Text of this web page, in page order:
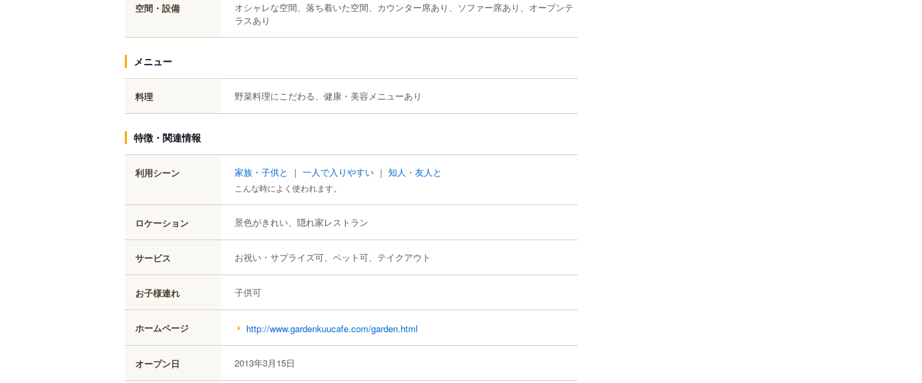
空間・設備
オシャレな空間、落ち着いた空間、カウンター席あり、ソファー席あり、オープンテ
ラスあり
メニュー
料理 野菜料理にこだわる、健康・美容メニューあり
特徴・関連情報
利用シーン 家族・子供と ｜ 一人で入りやすい ｜ 知人・友人と
こんな時によく使われます。
ロケーション 景色がきれい、隠れ家レストラン
サービス お祝い・サプライズ可、ペット可、テイクアウト
お子様連れ 子供可
ホームページ http://www.gardenkuucafe.com/garden.html
オープン日 2013年3月15日